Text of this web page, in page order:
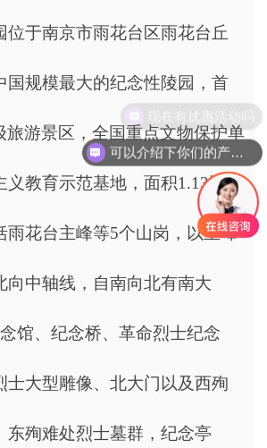
位于南京市雨花台区雨花台丘
国规模最大的纪念性陵园，首
游景区，全国重点文物保护单
义教育示范基地，面积1.13平方
雨花台主峰等5个山岗，以主峰
向中轴线，自南向北有南大
馆、纪念桥、革命烈士纪念
士大型雕像、北大门以及西殉
东殉难处烈士墓群，纪念亭
可以介绍下你们的产品么
现在有优惠活动吗